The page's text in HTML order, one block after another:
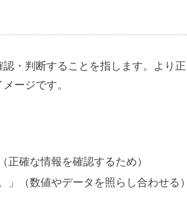
・判断することを指します。より正
ージです。
正確な情報を確認するため）
」（数値やデータを照らし合わせる）